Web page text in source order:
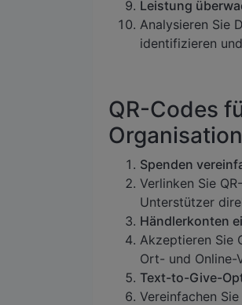
Leistung
Analysieren Sie
identifizieren
QR-Codes
Spenden
Verlinken Sie
Unterstützer
Händlerkonten
Akzeptieren Sie
Ort- und Online-
Text-to-Give-
Vereinfachen